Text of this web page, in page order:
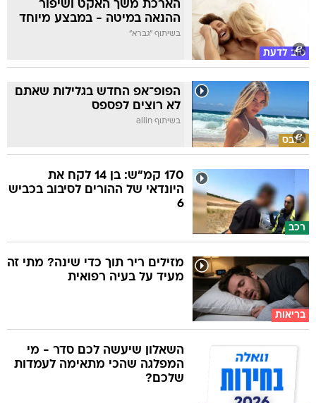
טוב לדעת
הארכת משך האקט ושיפור
ההנאה במיטה - במבצע מיוחד
בשיתוף "גברא"
סלבס
הפופ־אפ החדש בגלילות שאתם
לא רוצים לפספס
בשיתוף allin
רכב
170 קמ"ש: בן 14 לקח את
היונדאי של ההורים לסיבוב בכביש
6
בריאות
מזילים ריר תוך כדי שינה? מתי זה
מעיד על בעיה רפואית
השאלון שיעשה לכם סדר - מי
המפלגה שהכי מתאימה לעמדות
שלכם?